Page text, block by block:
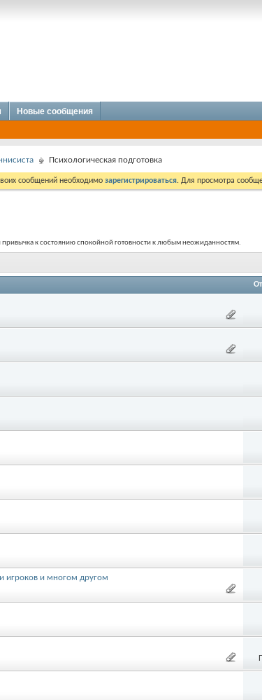
Новые сообщения
Психологическая подготовка
сообщений необходимо зарегистрироваться. Для просмотра
к состоянию спокойной готовности к любым неожиданностям.
игроков и многом другом